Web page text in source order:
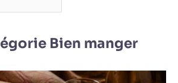
Bien manger